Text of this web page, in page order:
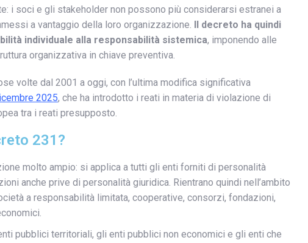
i soci e gli stakeholder non possono più considerarsi estranei a
a vantaggio della loro organizzazione.
Il decreto ha quindi
individuale alla responsabilità sistemica, imponendo alle
organizzativa in chiave preventiva.
volte dal 2001 a oggi, con l’ultima modifica significativa
2025, che ha introdotto i reati in materia di violazione di
tra i reati presupposto.
231?
molto ampio: si applica a tutti gli enti forniti di personalità
anche prive di personalità giuridica. Rientrano quindi nell’ambito
a responsabilità limitata, cooperative, consorzi, fondazioni,
pubblici territoriali, gli enti pubblici non economici e gli enti che